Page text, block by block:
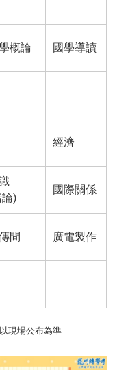
概論 國學導讀
經濟
論)
國際關係
問 廣電製作
現場公布為準